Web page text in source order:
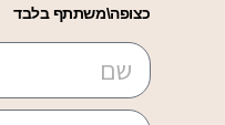
כצופה\משתתף בלבד